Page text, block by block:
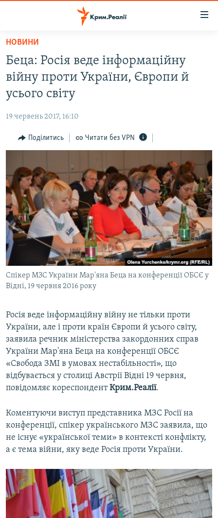
Перейти
основного
матеріалу
Перейти
до
основної
навігації
Перейти
до
ВОДА.КРИМ
ВІДЕО ТА ФОТО
БЛОГИ
ПОГЛЯД
ВСЕ ЗА ДЕНЬ
СПЕЦПРОЕКТИ
ДЕПОРТАЦІЯ
ВІДЕОУРОКИ «ELIFBE»
СВІДЧЕННЯ ОКУПАЦІЇ
УКРАЇНСЬКА ПРОБЛЕМА КРИМУ
ІНФОГРАФІКА
ЯК ОБІЙТИ БЛОКУВАННЯ
Русский
Qırımtatar
ДОЛУЧАЙСЯ!
Усі сайти RFE/RL
НОВИНИ
Беца: Росія веде інформаційну
війну проти України, Європи й
усього світу
19 червень 2017, 16:10
Поділитись Читати без VPN
Спікер МЗС України Мар'яна Беца на конференції ОБСЄ у
Відні, 19 червня 2016 року
Росія веде інформаційну війну не тільки проти
України, але і проти країн Європи й усього світу,
заявила речник міністерства закордонних справ
України Мар'яна Беца на конференції ОБСЄ
«Свобода ЗМІ в умовах нестабільності», що
відбувається у столиці Австрії Відні 19 червня,
повідомляє кореспондентКрим.Реалії.
Коментуючи виступ представника МЗС Росії на
конференції, спікер українського МЗС заявила, що
не існує «української теми» в контексті конфлікту,
а є тема війни, яку веде Росія проти України.